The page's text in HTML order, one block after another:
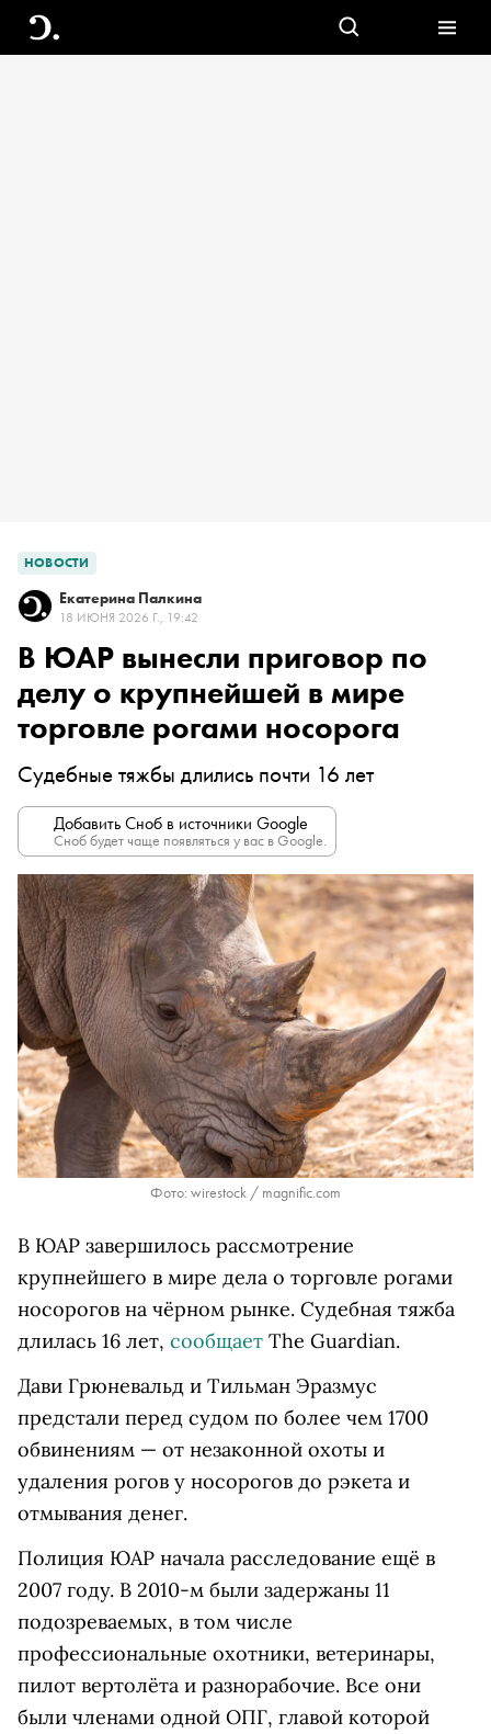
НОВОСТИ
Екатерина Палкина
18 ИЮНЯ 2026 Г., 19:42
В ЮАР вынесли приговор по
делу о крупнейшей в мире
торговле рогами носорога
Судебные тяжбы длились почти 16 лет
Добавить Сноб в источники Google
Сноб будет чаще появляться у вас в Google.
Фото: wirestock / magnific.com
В ЮАР завершилось рассмотрение
крупнейшего в мире дела о торговле рогами
носорогов на чёрном рынке. Судебная тяжба
длилась 16 лет, сообщает The Guardian.
Дави Грюневальд и Тильман Эразмус
предстали перед судом по более чем 1700
обвинениям — от незаконной охоты и
удаления рогов у носорогов до рэкета и
отмывания денег.
Полиция ЮАР начала расследование ещё в
2007 году. В 2010-м были задержаны 11
подозреваемых, в том числе
профессиональные охотники, ветеринары,
пилот вертолёта и разнорабочие. Все они
были членами одной ОПГ, главой которой